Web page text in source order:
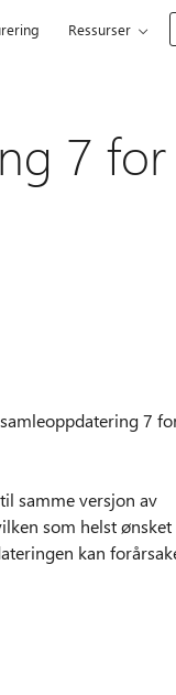
Ressurser
7 for
7
samme versjon av
som helst ønsket
kan